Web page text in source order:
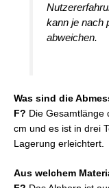
kann je nach
abweichen.
Was sind die
F? Die Gesamtlänge
cm und es ist in drei
Lagerung erleichtert.
Aus welchem